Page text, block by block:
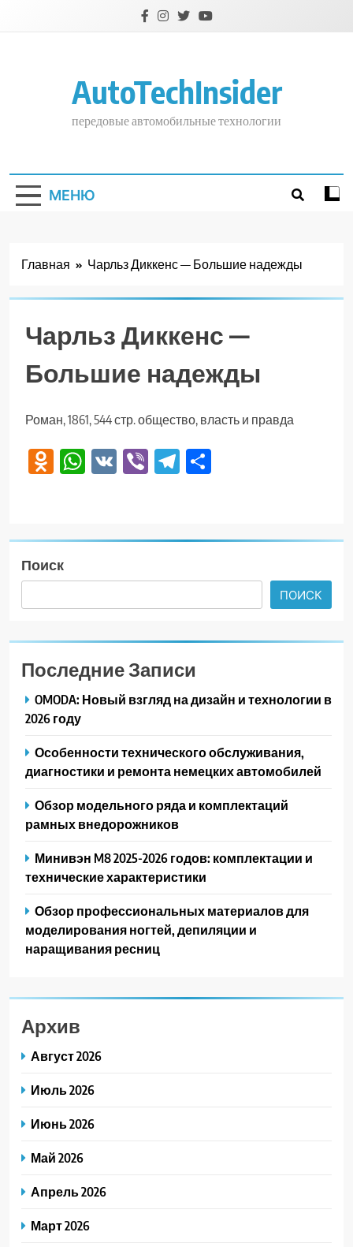
AutoTechInsider
передовые автомобильные технологии
МЕНЮ
Главная Чарльз Диккенс — Большие надежды
Чарльз Диккенс —
Большие надежды
Роман, 1861, 544 стр. общество, власть и правда
Odnoklassniki
WhatsApp
VK ViberTelegram
Поиск
ПОИСК
Последние Записи
OMODA: Новый взгляд на дизайн и технологии в
2026 году
Особенности технического обслуживания,
диагностики и ремонта немецких автомобилей
Обзор модельного ряда и комплектаций
рамных внедорожников
Минивэн M8 2025-2026 годов: комплектации и
технические характеристики
Обзор профессиональных материалов для
моделирования ногтей, депиляции и
наращивания ресниц
Архив
Август 2026
Июль 2026
Июнь 2026
Май 2026
Апрель 2026
Март 2026